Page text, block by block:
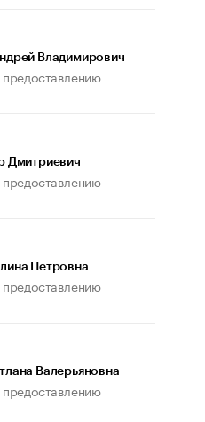
иначе». Как живет глава
Владимирович
Дмитриевич
Петровна
Валерьяновна